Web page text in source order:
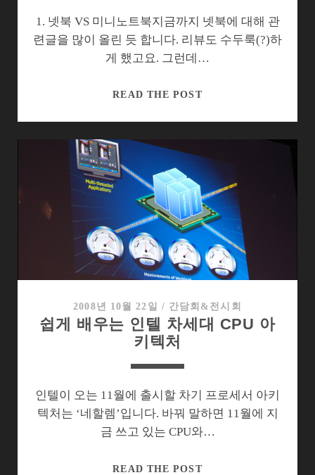
1. 넷북 VS 미니노트북지금까지 넷북에 대해 관
련글을 많이 올린 듯 합니다. 리뷰도 수두룩(?)하
게 했고요. 그런데…
READ THE POST넷
노
트
북,
그
리
고
어
I7
공
지
2008년 10월 22일 / 간담회&전시회
쉽게 배우는 인텔 차세대 CPU 아
키텍처
인텔이 오는 11월에 출시할 차기 프로세서 아키
텍처는 ‘네할렘’입니다. 바꿔 말하면 11월에 지
금 쓰고 있는 CPU와…
READ THE POST쉽